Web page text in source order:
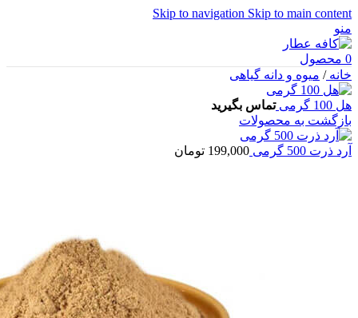
Skip to navigation Skip to main content
منو
0 محصول
خانه/ میوه و دانه گیاهی
هل 100 گرمی
تماس بگیرید
بازگشت به محصولات
آرد ذرت 500 گرمی 199,000 تومان